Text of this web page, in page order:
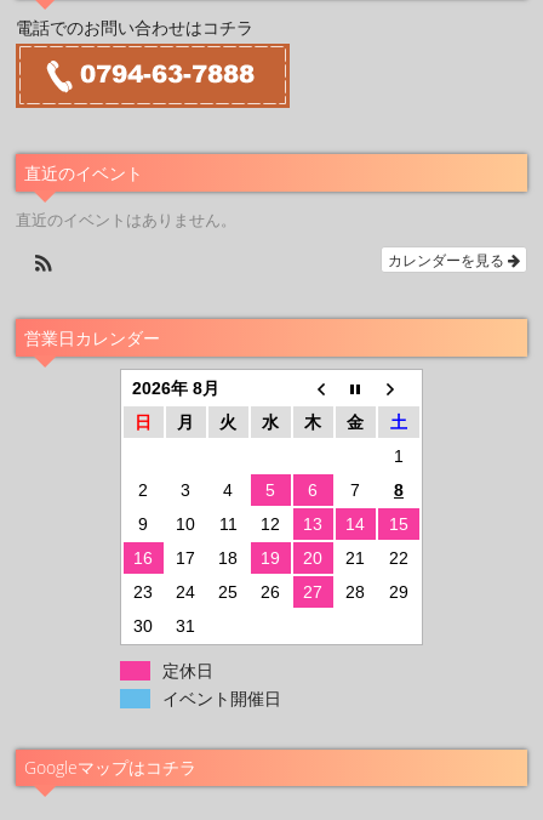
電話でのお問い合わせはコチラ
直近のイベント
直近のイベントはありません。
カレンダーを見る
営業日カレンダー
2026年 8月
日
月 火 水 木 金
土
1
2
3 4 5 6 7
8
9
10 11 12 13 14
15
16
17 18 19 20 21
22
23
24 25 26 27 28
29
30
31
定休日
イベント開催日
Googleマップはコチラ